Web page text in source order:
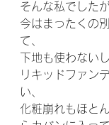
そんな私でしたが
今はまったくの
て、
下地も使わないし
リキッドファン
い、
化粧崩れもほと